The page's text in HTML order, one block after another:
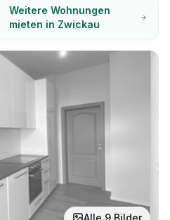
Weitere Wohnungen
mieten in Zwickau
Alle 9 Bilder